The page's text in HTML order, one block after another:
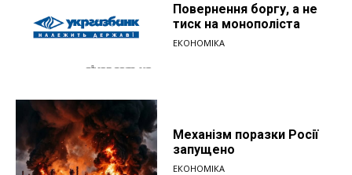
Повернення боргу, а не
тиск на монополіста
ЕКОНОМІКА
Механізм поразки Росії
запущено
ЕКОНОМІКА